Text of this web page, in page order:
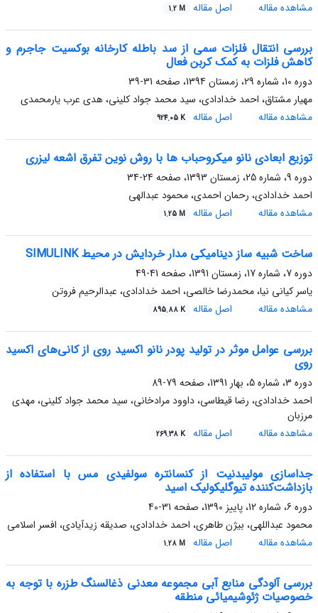
مشاهده مقاله
اصل مقاله 1.2 M
بررسی انتقال فلزات سمی از سد باطله کارخانه بوکسیت جاجرم و
کاهش فلزات به کمک کربن فعال
دوره 10، شماره 29، زمستان 1394، صفحه
31-39
مهیار مشتاق، احمد خدادادی، سید محمد جواد کلینی، هدی عرب یارمحمدی
مشاهده مقاله
اصل مقاله 924.05 K
توزیع ابعادی نانو میکروحباب ها با روش نوین تفرق اشعه لیزری
دوره 9، شماره 25، زمستان 1393، صفحه
24-34
احمد خدادادی، رحمان احمدی، محمود عبدالهی
مشاهده مقاله
اصل مقاله 1.25 M
ساخت شبیه ساز دینامیکی مدار خردایش در محیط SIMULINK
دوره 7، شماره 17، زمستان 1391، صفحه
41-49
یاسر کیانی نیا، محمدرضا خالصی، احمد خدادادی، عبدالرحیم فروتن
مشاهده مقاله
اصل مقاله 895.88 K
بررسی عوامل موثر در تولید پودر نانو اکسید روی از کانی‌های اکسید
روی
دوره 3، شماره 5، بهار 1391، صفحه
79-89
احمد خدادادی، رضا قیطاسی، داوود مرادخانی، سید محمد جواد کلینی، مهدی
مرزبان
مشاهده مقاله
اصل مقاله 269.38 K
جداسازی مولیبدنیت از کنسانتره سولفیدی مس با استفاده از
بازداشت‌کننده تیوگلیکولیک اسید
دوره 6، شماره 12، پاییز 1390، صفحه
31-40
محمود عبداللهی، بیژن طاهری، احمد خدادادی، صدیقه زیدآیادی، افسر اسلامی
مشاهده مقاله
اصل مقاله 1.28 M
بررسی آلودگی منابع آبی مجموعه معدنی ذغالسنگ طزره با توجه به
خصوصیات ژئوشیمیائی منطقه